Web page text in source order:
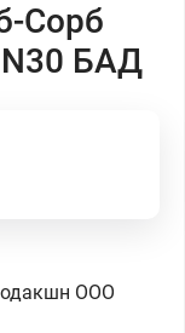
Сорб
БАД
ООО